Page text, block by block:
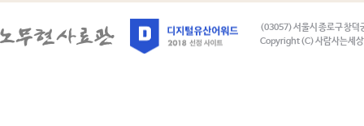
(03057) 서울시 종로구 창덕
Copyright (C) 사람사는세